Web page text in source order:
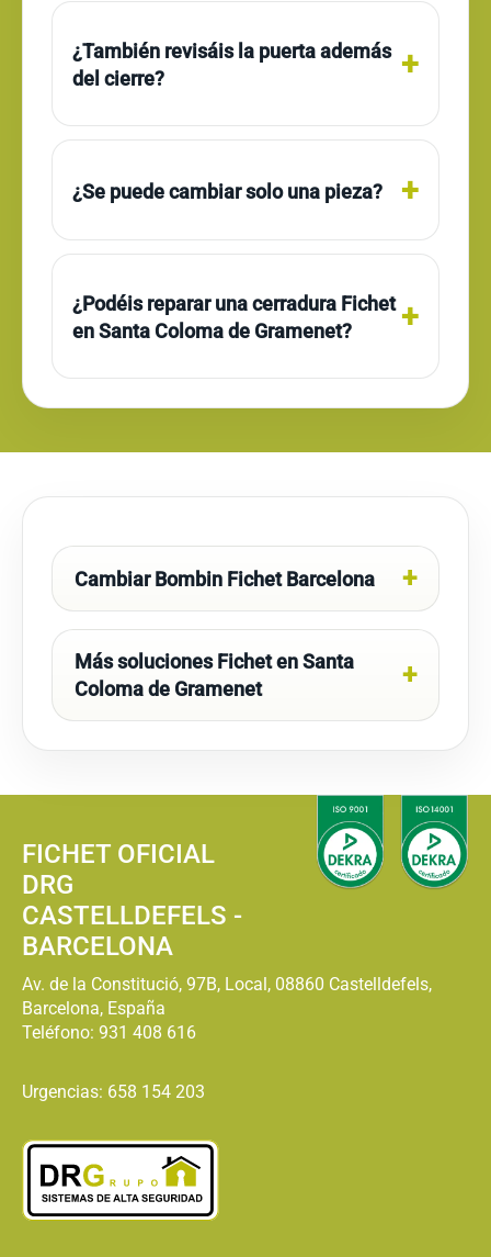
¿También revisáis la puerta además
del cierre?
¿Se puede cambiar solo una pieza?
¿Podéis reparar una cerradura Fichet
en Santa Coloma de Gramenet?
Cambiar Bombin Fichet Barcelona
Más soluciones Fichet en Santa
Coloma de Gramenet
FICHET OFICIAL
DRG
CASTELLDEFELS -
BARCELONA
Av. de la Constitució, 97B, Local, 08860 Castelldefels,
Barcelona, España
Teléfono: 931 408 616
Urgencias: 658 154 203